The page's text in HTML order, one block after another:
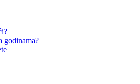
godinama?